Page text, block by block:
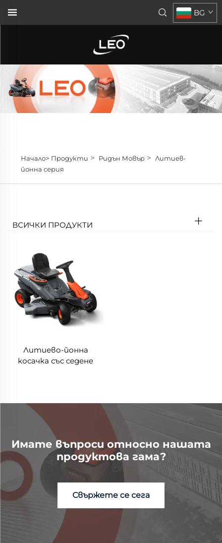
BG
Начало> Продукти > Ридън Мовър> Литиев-
йонна серия
ВСИЧКИ ПРОДУКТИ
Литиево-йонна
косачка със седене
Имате въпроси относно нашата
продуктова гама?
Свържете се сега